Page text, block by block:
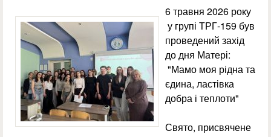
6 травня 2026 року
у групі ТРГ-159 був
проведений захід
до дня Матері:
"Мамо моя рідна та
єдина, ластівка
добра і теплоти"
Свято, присвячене